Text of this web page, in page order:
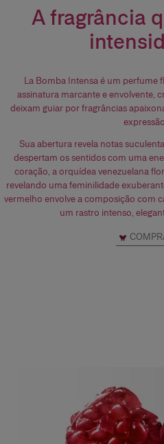
A fragrância
La Bomba Intensa é um perfume
assinatura marcante e envolvente,
deixam guiar por fragrâncias
Sua abertura revela notas
despertam os sentidos com uma
coração, a orquídea venezuelana
revelando uma feminilidade
vermelho envolve a composição com
um rastro intenso,